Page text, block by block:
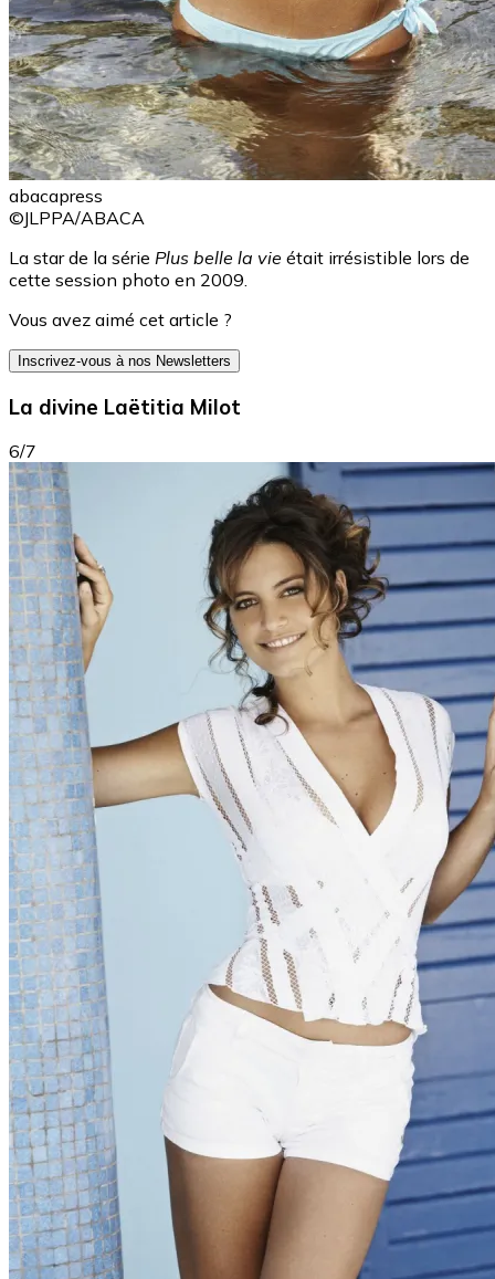
abacapress
©JLPPA/ABACA
La star de la série Plus belle la vie était irrésistible lors de
cette session photo en 2009.
Vous avez aimé cet article ?
Inscrivez-vous à nos Newsletters
La divine Laëtitia Milot
6/7